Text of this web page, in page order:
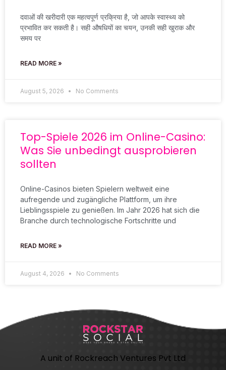
दवाओं की खरीदारी एक महत्वपूर्ण प्रक्रिया है, जो आपके स्वास्थ्य को
प्रभावित कर सकती है। सही औषधियों का चयन, उनकी सही खुराक और
समय पर
READ MORE »
August 5, 2026 No Comments
Top-Spiele 2026 im Online-Casino:
Was Sie unbedingt ausprobieren
sollten
Online-Casinos bieten Spielern weltweit eine
aufregende und zugängliche Plattform, um ihre
Lieblingsspiele zu genießen. Im Jahr 2026 hat sich die
Branche durch technologische Fortschritte und
READ MORE »
August 4, 2026 No Comments
A unit of Rockreach Ventures Pvt Ltd